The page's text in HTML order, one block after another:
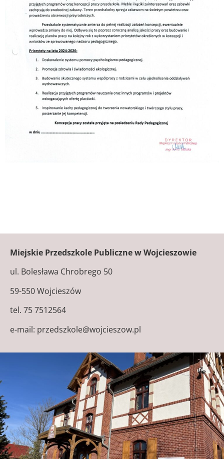
Miejskie Przedszkole Publiczne w Wojcieszowie
ul. Bolesława Chrobrego 50
59-550 Wojcieszów
tel. 75 7512564
e-mail: przedszkole@wojcieszow.pl